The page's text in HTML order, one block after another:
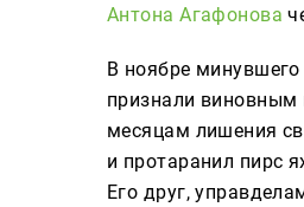
Антона Агафонова
В ноябре
признали виновным
месяцам лишения
и протаранил пирс
Его друг,